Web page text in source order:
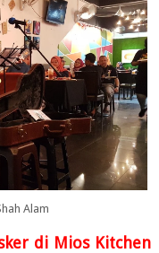
Alam
di Mios Kitchen